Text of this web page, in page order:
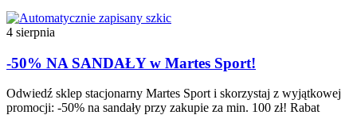
4 sierpnia
-50% NA SANDAŁY w Martes Sport!
Odwiedź sklep stacjonarny Martes Sport i skorzystaj z wyjątkowej
promocji: -50% na sandały przy zakupie za min. 100 zł! Rabat